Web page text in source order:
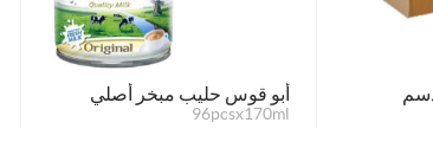
أبو قوس حليب مبخر أصلي
96pcsx170ml